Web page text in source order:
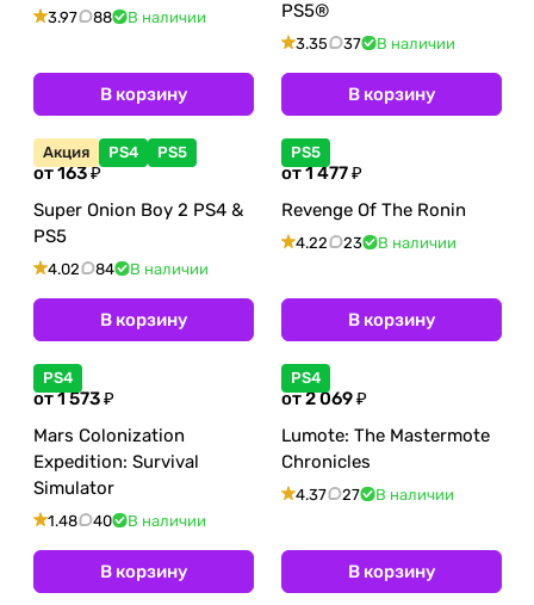
3.97 88 В наличии
В корзину
PS5®
3.35 37 В наличии
В корзину
Акция PS4 PS5
от 163 ₽
Super Onion Boy 2 PS4 &
PS5
4.02 84 В наличии
В корзину
PS5
от 1 477 ₽
Revenge Of The Ronin
4.22 23 В наличии
В корзину
PS4
от 1 573 ₽
Mars Colonization
Expedition: Survival
Simulator
1.48 40 В наличии
В корзину
PS4
от 2 069 ₽
Lumote: The Mastermote
Chronicles
4.37 27 В наличии
В корзину